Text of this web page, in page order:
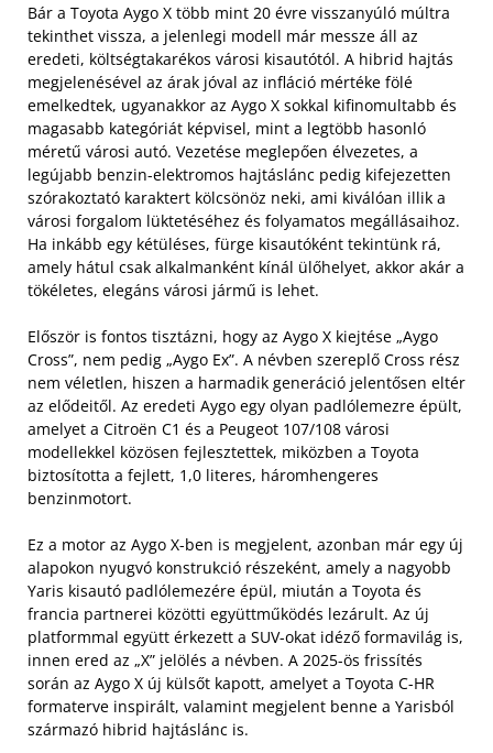
Bár a Toyota Aygo X több mint 20 évre visszanyúló múltra
tekinthet vissza, a jelenlegi modell már messze áll az
eredeti, költségtakarékos városi kisautótól. A hibrid hajtás
megjelenésével az árak jóval az infláció mértéke fölé
emelkedtek, ugyanakkor az Aygo X sokkal kifinomultabb és
magasabb kategóriát képvisel, mint a legtöbb hasonló
méretű városi autó. Vezetése meglepően élvezetes, a
legújabb benzin-elektromos hajtáslánc pedig kifejezetten
szórakoztató karaktert kölcsönöz neki, ami kiválóan illik a
városi forgalom lüktetéséhez és folyamatos megállásaihoz.
Ha inkább egy kétüléses, fürge kisautóként tekintünk rá,
amely hátul csak alkalmanként kínál ülőhelyet, akkor akár a
tökéletes, elegáns városi jármű is lehet.
Először is fontos tisztázni, hogy az Aygo X kiejtése „Aygo
Cross”, nem pedig „Aygo Ex”. A névben szereplő Cross rész
nem véletlen, hiszen a harmadik generáció jelentősen eltér
az elődeitől. Az eredeti Aygo egy olyan padlólemezre épült,
amelyet a Citroën C1 és a Peugeot 107/108 városi
modellekkel közösen fejlesztettek, miközben a Toyota
biztosította a fejlett, 1,0 literes, háromhengeres
benzinmotort.
Ez a motor az Aygo X-ben is megjelent, azonban már egy új
alapokon nyugvó konstrukció részeként, amely a nagyobb
Yaris kisautó padlólemezére épül, miután a Toyota és
francia partnerei közötti együttműködés lezárult. Az új
platformmal együtt érkezett a SUV-okat idéző formavilág is,
innen ered az „X” jelölés a névben. A 2025-ös frissítés
során az Aygo X új külsőt kapott, amelyet a Toyota C-HR
formaterve inspirált, valamint megjelent benne a Yarisból
származó hibrid hajtáslánc is.